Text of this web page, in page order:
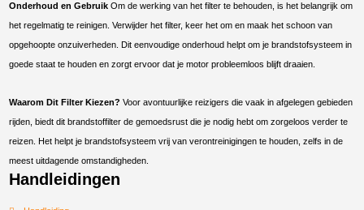
Onderhoud en Gebruik Om de werking van het filter te behouden, is het belangrijk om
het regelmatig te reinigen. Verwijder het filter, keer het om en maak het schoon van
opgehoopte onzuiverheden. Dit eenvoudige onderhoud helpt om je brandstofsysteem in
goede staat te houden en zorgt ervoor dat je motor probleemloos blijft draaien.
Waarom Dit Filter Kiezen? Voor avontuurlijke reizigers die vaak in afgelegen gebieden
rijden, biedt dit brandstoffilter de gemoedsrust die je nodig hebt om zorgeloos verder te
reizen. Het helpt je brandstofsysteem vrij van verontreinigingen te houden, zelfs in de
meest uitdagende omstandigheden.
Handleidingen